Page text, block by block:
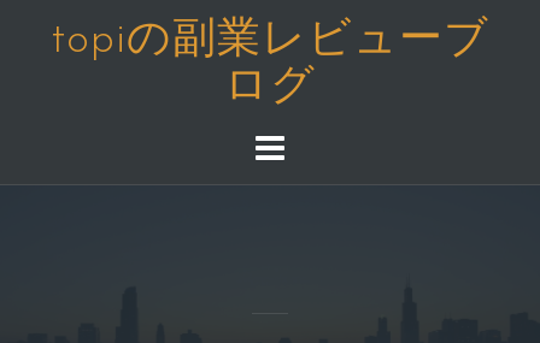
へ
topiの副業レビューブ
ログ